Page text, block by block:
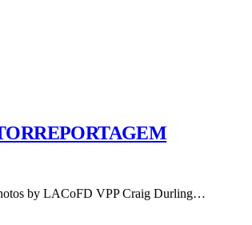
by LACoFD VPP Craig Durling…